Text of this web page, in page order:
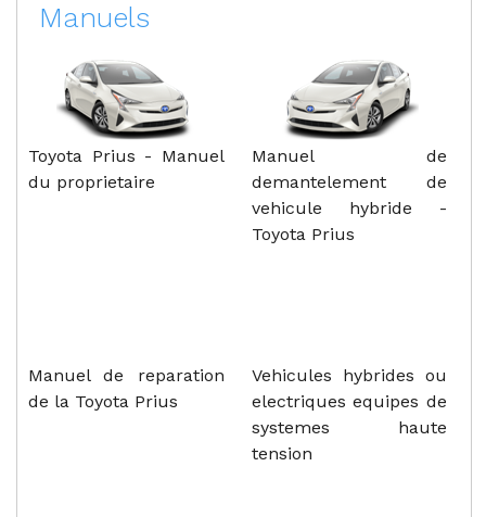
Manuels
Toyota Prius - Manuel
du proprietaire
Manuel de
demantelement de
vehicule hybride -
Toyota Prius
Manuel de reparation
de la Toyota Prius
Vehicules hybrides ou
electriques equipes de
systemes haute
tension